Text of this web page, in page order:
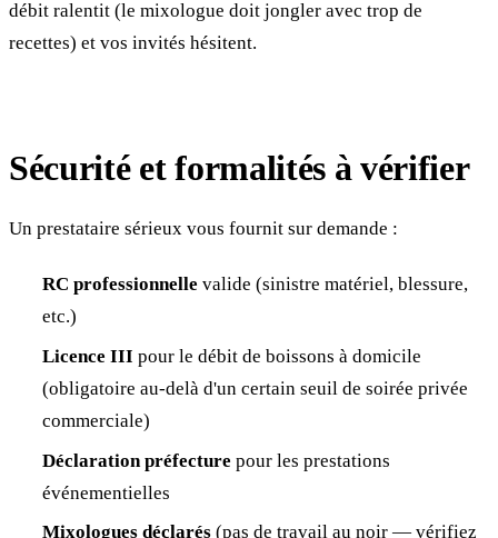
débit ralentit (le mixologue doit jongler avec trop de
recettes) et vos invités hésitent.
Sécurité et formalités à vérifier
Un prestataire sérieux vous fournit sur demande :
RC professionnelle valide (sinistre matériel, blessure,
etc.)
Licence III pour le débit de boissons à domicile
(obligatoire au-delà d'un certain seuil de soirée privée
commerciale)
Déclaration préfecture pour les prestations
événementielles
Mixologues déclarés(pas de travail au noir — vérifiez